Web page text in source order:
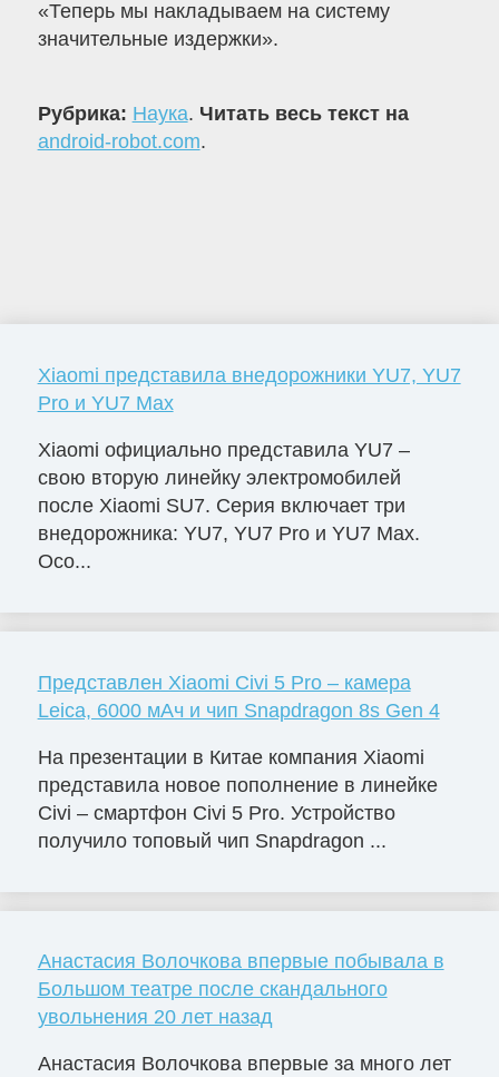
«Теперь мы накладываем на систему
значительные издержки».
Рубрика: Наука. Читать весь текст на
android-robot.com.
Xiaomi представила внедорожники YU7, YU7
Pro и YU7 Max
Xiaomi официально представила YU7 –
свою вторую линейку электромобилей
после Xiaomi SU7. Серия включает три
внедорожника: YU7, YU7 Pro и YU7 Max.
Осо...
Представлен Xiaomi Civi 5 Pro – камера
Leica, 6000 мАч и чип Snapdragon 8s Gen 4
На презентации в Китае компания Xiaomi
представила новое пополнение в линейке
Civi – смартфон Civi 5 Pro. Устройство
получило топовый чип Snapdragon ...
Анастасия Волочкова впервые побывала в
Большом театре после скандального
увольнения 20 лет назад
Анастасия Волочкова впервые за много лет